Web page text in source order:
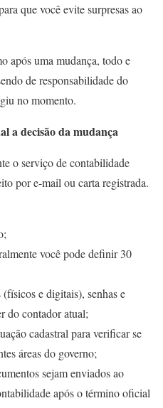
que você evite surpresas ao
após uma mudança, todo e
de responsabilidade do
no momento.
a decisão da mudança
o serviço de contabilidade
por e-mail ou carta registrada.
você pode definir 30
e digitais), senhas e
do contador atual;
cadastral para verificar se
áreas do governo;
sejam enviados ao
após o término oficial